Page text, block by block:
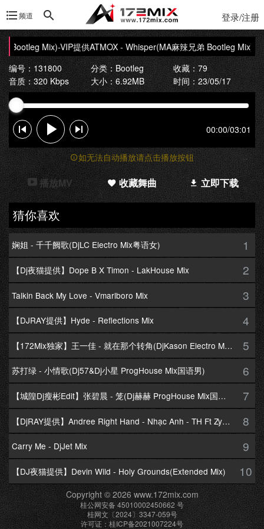
频道 登录/注册
Bootleg Mix)-VIP提供ATMOX - Whisper(MA麻辣兄弟 Bootleg Mix)-
编号：131800
分类：Bootleg
收藏：79
音质：320 Kbps
大小：6.92MB 时间：23/05/17
00:00/03:01
如无法自动播放请点击播放按钮
播放MV 收藏舞曲 立即下载
猜你喜欢
娴姐 - 千千阙歌(DjLC Electro Mix粤语女) 1
【Dj夜猫提供】Dope B X Timon - LakHouse Mix 2
Talkin Back My Love - Vmarlboro Mix 3
【DJRAY提供】Hyde - Reflections Mix 4
【172Mix独家】王一佳 - 就在那个转角(DjKason Electro Mix国语女) 5
苏打绿 - 小情歌(Dj57&Dj小星 ProgHouse Mix国语男) 6
【城隍Dj瘦彬Edit】张碧晨 - 笼(Dj赫赫 ProgHouse Mix国语女) 7
【DjRAY提供】Andree Right Hand - Nhạc Anh - TH Ft Zym Mix 8
Carry Me - DjJet Mix 9
【DJ夜猫提供】Devin Wild - Holy Grounds(Extended Mix) 10
Copyright © 2026 www.172mix.com
桂公网安备 45010002450662 号
桂网文〔2024〕3347-059号
许可证：桂ICP备2021007224号